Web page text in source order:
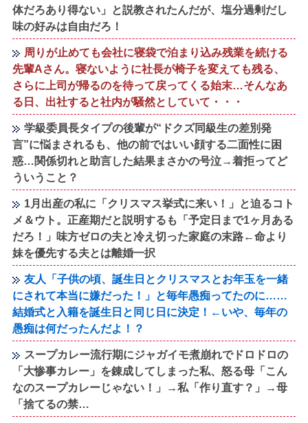
体だろあり得ない」と説教されたんだが、塩分過剰だし
味の好みは自由だろ！
周りが止めても会社に寝袋で泊まり込み残業を続ける
先輩Aさん。寝ないように社長が椅子を変えても残る、
さらに上司が帰るのを待って戻ってくる始末…そんなあ
る日、出社すると社内が騒然としていて・・・
学級委員長タイプの後輩が“ドクズ同級生の差別発
言”に悩まされるも、他の前ではいい顔する二面性に困
惑…関係切れと助言した結果まさかの号泣→着拒ってど
ういうこと？
1月出産の私に「クリスマス挙式に来い！」と迫るコト
メ＆ウト。正産期だと説明するも「予定日まで1ヶ月ある
だろ！」味方ゼロの夫と冷え切った家庭の末路←命より
妹を優先する夫とは離婚一択
友人「子供の頃、誕生日とクリスマスとお年玉を一緒
にされて本当に嫌だった！」と毎年愚痴ってたのに……
結婚式と入籍を誕生日と同じ日に決定！←いや、毎年の
愚痴は何だったんだよ！？
スープカレー流行期にジャガイモ煮崩れでドロドロの
「大惨事カレー」を錬成してしまった私、怒る母「こん
なのスープカレーじゃない！」→私「作り直す？」→母
「捨てるの禁…